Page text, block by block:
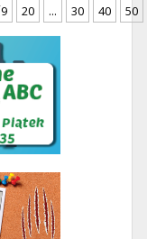
20 ... 30 40
50